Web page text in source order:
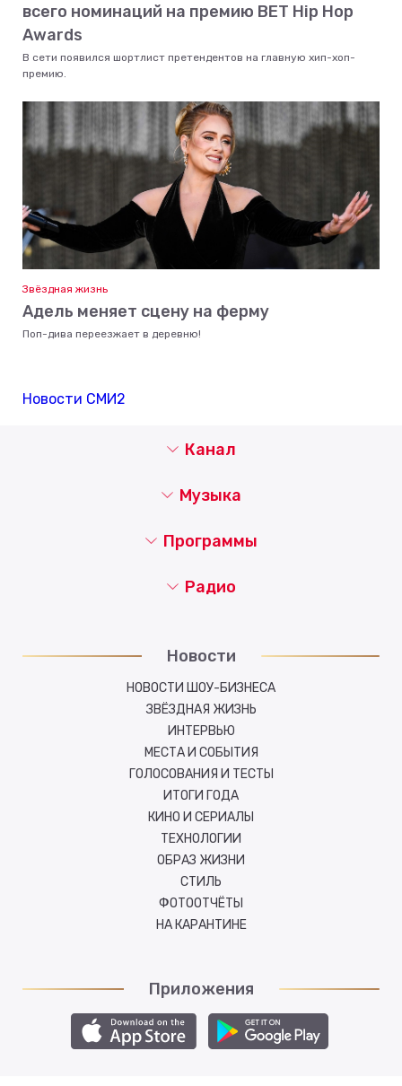
всего номинаций на премию BET Hip Hop
Awards
В сети появился шортлист претендентов на главную хип-хоп-
премию.
Звёздная жизнь
Адель меняет сцену на ферму
Поп-дива переезжает в деревню!
Новости СМИ2
Канал
Музыка
Новости
НОВОСТИ ШОУ-БИЗНЕСА
ЗВЁЗДНАЯ ЖИЗНЬ
ИНТЕРВЬЮ
МЕСТА И СОБЫТИЯ
ГОЛОСОВАНИЯ И ТЕСТЫ
ИТОГИ ГОДА
КИНО И СЕРИАЛЫ
ТЕХНОЛОГИИ
ОБРАЗ ЖИЗНИ
СТИЛЬ
ФОТООТЧЁТЫ
НА КАРАНТИНЕ
Программы
Радио
Приложения